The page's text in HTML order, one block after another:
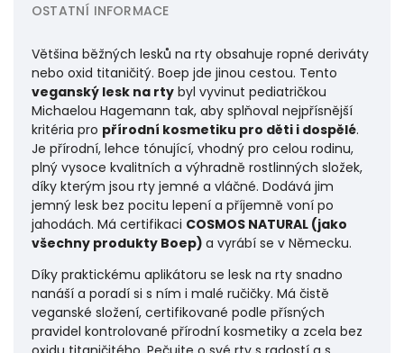
OSTATNÍ INFORMACE
Většina běžných lesků na rty obsahuje ropné deriváty
nebo oxid titaničitý. Boep jde jinou cestou. Tento
veganský lesk na rty byl vyvinut pediatričkou
Michaelou Hagemann tak, aby splňoval nejpřísnější
kritéria pro přírodní kosmetiku pro děti i dospělé.
Je přírodní, lehce tónující, vhodný pro celou rodinu,
plný vysoce kvalitních a výhradně rostlinných složek,
díky kterým jsou rty jemné a vláčné. Dodává jim
jemný lesk bez pocitu lepení a příjemně voní po
jahodách. Má certifikaci COSMOS NATURAL (jako
všechny produkty Boep) a vyrábí se v Německu.
Díky praktickému aplikátoru se lesk na rty snadno
nanáší a poradí si s ním i malé ručičky. Má čistě
veganské složení, certifikované podle přísných
pravidel kontrolované přírodní kosmetiky a zcela bez